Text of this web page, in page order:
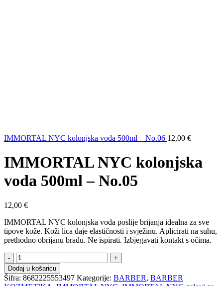
IMMORTAL NYC kolonjska voda 500ml – No.06 12,00 €
IMMORTAL NYC kolonjska
voda 500ml – No.05
12,00 €
IMMORTAL NYC kolonjska voda poslije brijanja idealna za sve
tipove kože. Koži lica daje elastičnosti i svježinu. Aplicirati na suhu,
prethodno obrijanu bradu. Ne ispirati. Izbjegavati kontakt s očima.
IMMORTAL
NYC
kolonjska
voda
Dodaj u košaricu
Šifra: 8682225553497 Kategorije: BARBER, BARBER